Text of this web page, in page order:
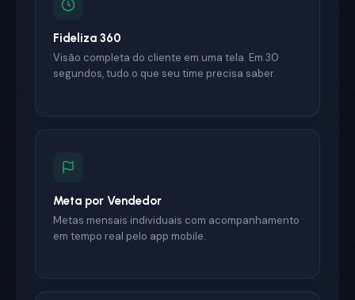
Fideliza 360
Visão completa do cliente em uma tela. Em 30
segundos, tudo o que seu time precisa saber.
Meta por Vendedor
Metas mensais individuais com acompanhamento
em tempo real pelo app mobile.